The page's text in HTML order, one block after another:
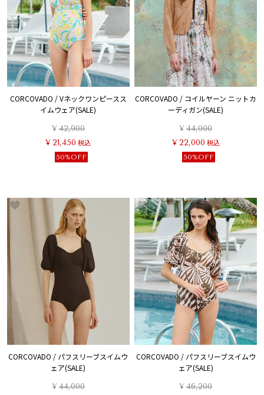
CORCOVADO / Vネックワンピースス
イムウェア(SALE)
¥42,900
¥ 21,450 税込
50%OFF
CORCOVADO / コイルヤーン ニットカ
ーディガン(SALE)
¥44,000
¥ 22,000 税込
50%OFF
CORCOVADO / パフスリーブスイムウ
ェア(SALE)
¥44,000
CORCOVADO / パフスリーブスイムウ
ェア(SALE)
¥46,200